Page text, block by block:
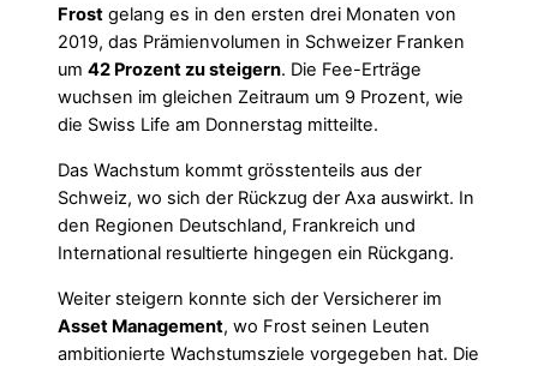
Frost gelang es in den ersten drei Monaten von
2019, das Prämienvolumen in Schweizer Franken
um 42 Prozent zu steigern. Die Fee-Erträge
wuchsen im gleichen Zeitraum um 9 Prozent, wie
die Swiss Life am Donnerstag mitteilte.
Das Wachstum kommt grösstenteils aus der
Schweiz, wo sich der Rückzug der Axa auswirkt. In
den Regionen Deutschland, Frankreich und
International resultierte hingegen ein Rückgang.
Weiter steigern konnte sich der Versicherer im
Asset Management, wo Frost seinen Leuten
ambitionierte Wachstumsziele vorgegeben hat. Die